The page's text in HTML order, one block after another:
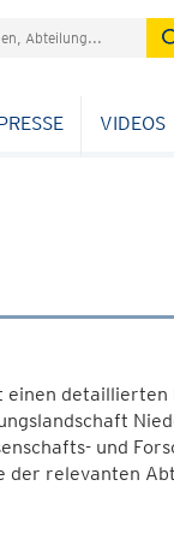
VIDEOS
detaillierten
und
der relevanten